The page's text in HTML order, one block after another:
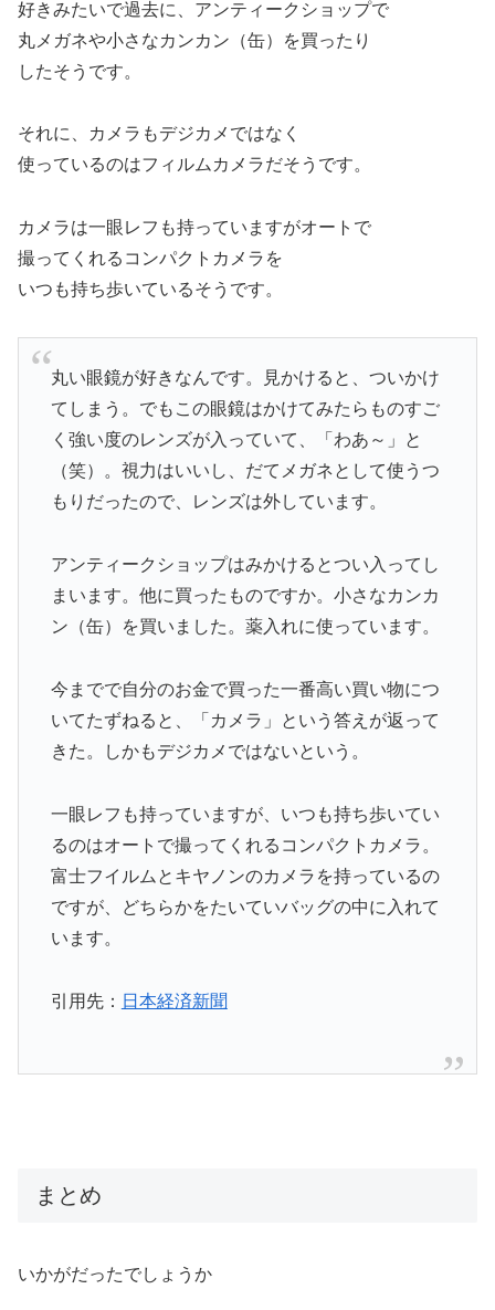
好きみたいで過去に、アンティークショップで
丸メガネや小さなカンカン（缶）を買ったり
したそうです。
それに、カメラもデジカメではなく
使っているのはフィルムカメラだそうです。
カメラは一眼レフも持っていますがオートで
撮ってくれるコンパクトカメラを
いつも持ち歩いているそうです。
丸い眼鏡が好きなんです。見かけると、ついかけ
てしまう。でもこの眼鏡はかけてみたらものすご
く強い度のレンズが入っていて、「わあ～」と
（笑）。視力はいいし、だてメガネとして使うつ
もりだったので、レンズは外しています。
アンティークショップはみかけるとつい入ってし
まいます。他に買ったものですか。小さなカンカ
ン（缶）を買いました。薬入れに使っています。
今までで自分のお金で買った一番高い買い物につ
いてたずねると、「カメラ」という答えが返って
きた。しかもデジカメではないという。
一眼レフも持っていますが、いつも持ち歩いてい
るのはオートで撮ってくれるコンパクトカメラ。
富士フイルムとキヤノンのカメラを持っているの
ですが、どちらかをたいていバッグの中に入れて
います。
引用先： 日本経済新聞
まとめ
いかがだったでしょうか